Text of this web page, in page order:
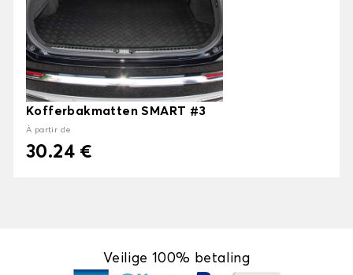
Kofferbakmatten SMART #3
À partir de
30.24 €
Veilige 100% betaling